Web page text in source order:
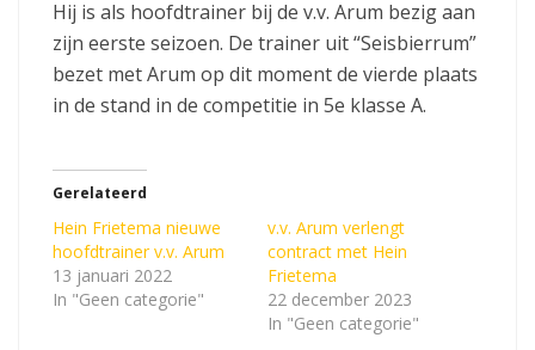
Hij is als hoofdtrainer bij de v.v. Arum bezig aan
zijn eerste seizoen. De trainer uit “Seisbierrum”
bezet met Arum op dit moment de vierde plaats
in de stand in de competitie in 5e klasse A.
Gerelateerd
Hein Frietema nieuwe
hoofdtrainer v.v. Arum
13 januari 2022
In "Geen categorie"
v.v. Arum verlengt
contract met Hein
Frietema
22 december 2023
In "Geen categorie"